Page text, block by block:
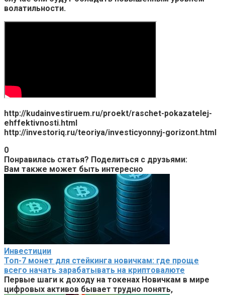
волатильности.
http://kudainvestiruem.ru/proekt/raschet-pokazatelej-
ehffektivnosti.html
http://investoriq.ru/teoriya/investicyonnyj-gorizont.html
0
Понравилась статья? Поделиться с друзьями:
Вам также может быть интересно
Инвестиции
Топ-7 монет для стейкинга новичкам: где проще
всего начать зарабатывать на криптовалюте
Первые шаги к доходу на токенах Новичкам в мире
цифровых активов бывает трудно понять,